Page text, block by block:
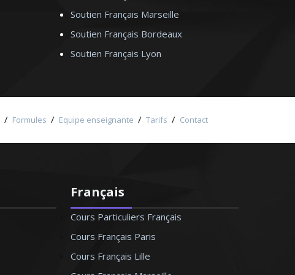
Soutien Français Marseille
Soutien Français Bordeaux
Soutien Français Lyon
/ Formules / Equipe enseignante / Tarifs / Contact
Français
Cours Particuliers Français
Cours Français Paris
Cours Français Lille